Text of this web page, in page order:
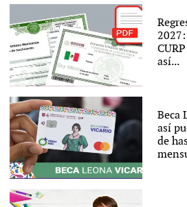
así...
Beca
así
de